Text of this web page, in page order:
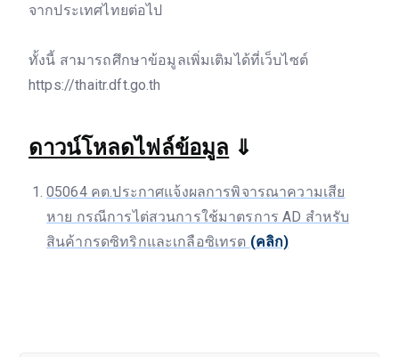
จากประเทศไทยต่อไป
ทั้งนี้ สามารถศึกษาข้อมูลเพิ่มเติมได้ที่เว็บไซต์
https://thaitr.dft.go.th
ดาวน์โหลดไฟล์ข้อมูล ⇓
05064 คต.ประกาศแจ้งผลการพิจารณาความเสีย
หาย กรณีการไต่สวนการใช้มาตรการ AD สำหรับ
สินค้ากรดซิทริกและเกลือซิเทรต (คลิก)